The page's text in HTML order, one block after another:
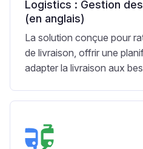
Logistics : Gestion
(en anglais)
La solution conçue pour
de livraison, offrir une
adapter la livraison aux